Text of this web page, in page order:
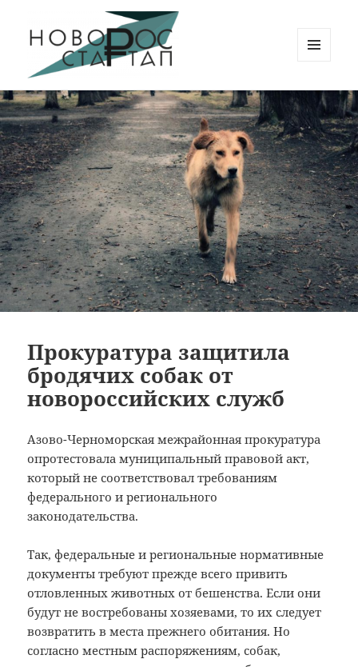
Новорос Стартап
ВИДЖЕТЫ
Прокуратура защитила
бродячих собак от
новороссийских служб
Азово-Черноморская межрайонная прокуратура
опротестовала муниципальный правовой акт,
который не соответствовал требованиям
федерального и регионального
законодательства.
Так, федеральные и региональные нормативные
документы требуют прежде всего привить
отловленных животных от бешенства. Если они
будут не востребованы хозяевами, то их следует
возвратить в места прежнего обитания. Но
согласно местным распоряжениям, собак,